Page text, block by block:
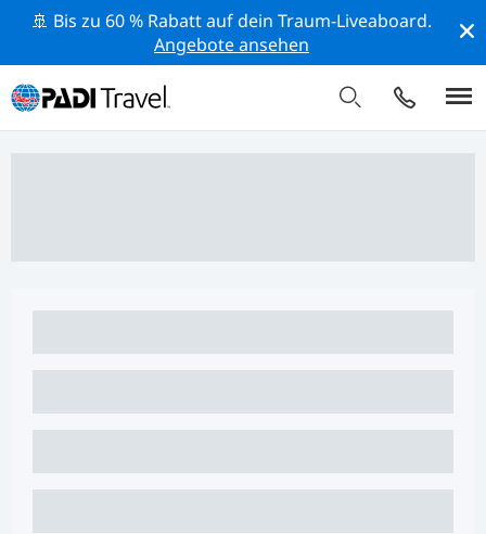
🚢 Bis zu 60 % Rabatt auf dein Traum-Liveaboard.
Angebote ansehen